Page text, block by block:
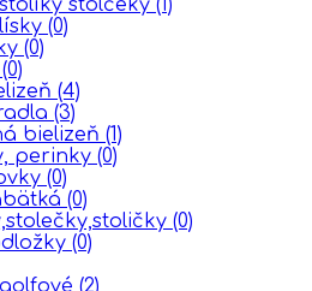
(0)
(0)
(0)
(4)
(3)
bielizeň (1)
perinky (0)
(0)
(0)
(0)
(0)
(2)